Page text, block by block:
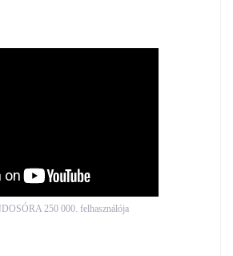
250 000. felhasználója